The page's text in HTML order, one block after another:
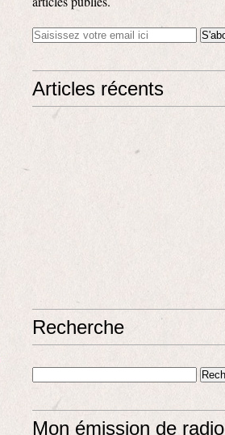
Articles récents
Recherche
Mon émission de radio